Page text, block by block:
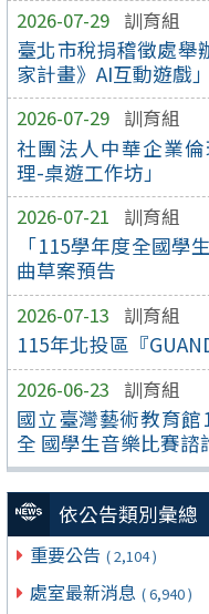
2026-07-29 訓育組
臺北市稅捐稽徵處舉
家計畫》AI互動遊戲
2026-07-29 訓育組
社團法人中華企業
理-桌遊工作坊」
2026-07-21 訓育組
「115學年度全國學
曲草案預告
2026-07-13 訓育組
115年北投區『
2026-06-23 訓育組
國立臺灣藝術教育
全 國學生音樂比賽諮
依公告類別彙總
重要公告 ( 2,104 )
處室最新消息 ( 6,940 )